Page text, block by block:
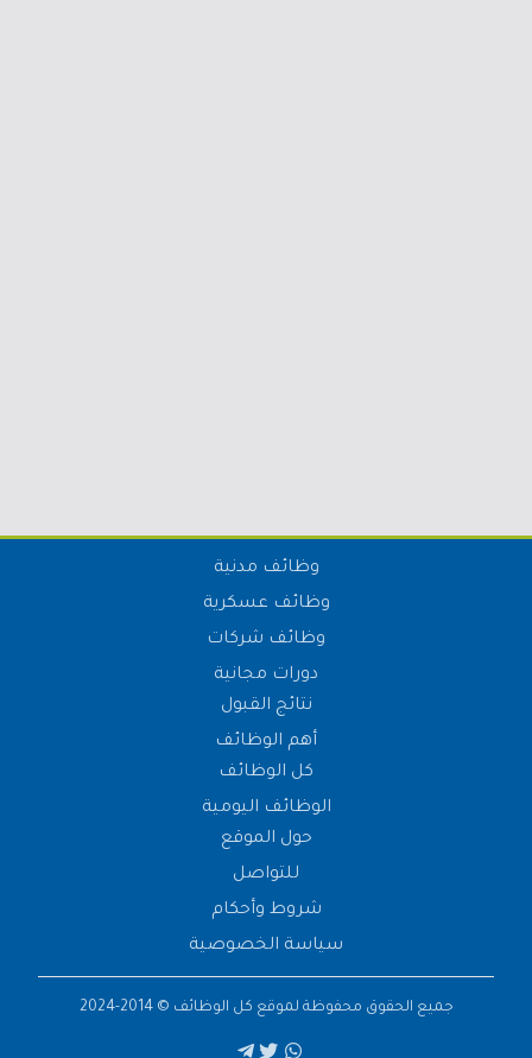
وظائف مدنية
وظائف عسكرية
وظائف شركات
دورات مجانية
نتائج القبول
أهم الوظائف
كل الوظائف
الوظائف اليومية
حول الموقع
للتواصل
شروط وأحكام
سياسة الخصوصية
جميع الحقوق محفوظة لموقع كل الوظائف © 2014-2024